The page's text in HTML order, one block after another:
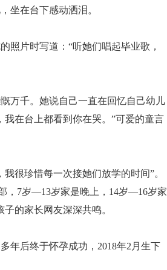
坐在台下感动洒泪。
片时写道：“听她们唱起毕业歌，
千。她说自己一直在回忆自己幼儿
在台上都看到你在哭。”可爱的童言
很珍惜每一次接她们放学的时间”。
，7岁—13岁家是晚上，14岁—16岁家
的家长网友深深共鸣。
后终于怀孕成功，2018年2月生下